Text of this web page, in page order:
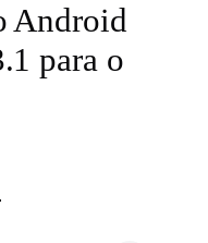
Android
para o